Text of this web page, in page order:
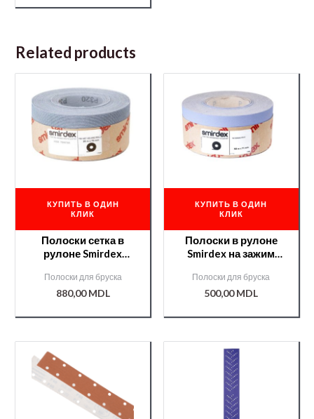
Related products
КУПИТЬ В ОДИН
КЛИК
Полоски сетка в
рулоне Smirdex
№120/000008015/
Полоски для бруска
880,00MDL
КУПИТЬ В ОДИН
КЛИК
Полоски в рулоне
Smirdex на зажим
CERAMIC(740)
/000008815/
Полоски для бруска
500,00MDL